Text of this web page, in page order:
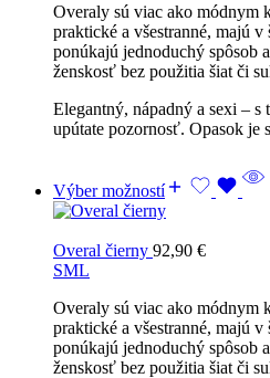
Overaly sú viac ako módnym
praktické a všestranné, majú
ponúkajú jednoduchý spôsob
ženskosť bez použitia šiat či
Elegantný, nápadný a sexi – s
upútate pozornosť. Opasok je
Výber možností
Overal čierny 92,90 €
SML
Overaly sú viac ako módnym
praktické a všestranné, majú
ponúkajú jednoduchý spôsob
ženskosť bez použitia šiat či